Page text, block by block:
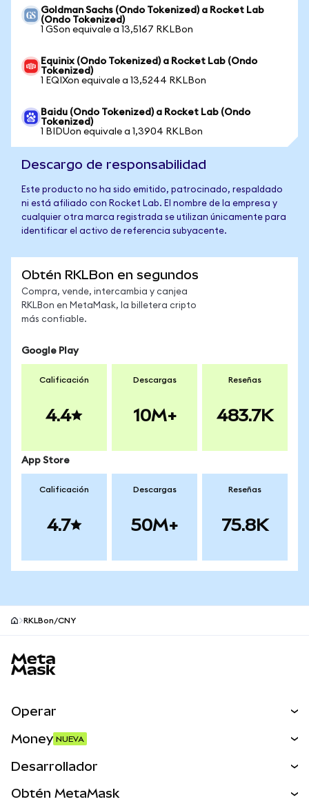
Goldman Sachs (Ondo Tokenized) a Rocket Lab
(Ondo Tokenized)
1 GSon equivale a 13,5167 RKLBon
Equinix (Ondo Tokenized) a Rocket Lab (Ondo
Tokenized)
1 EQIXon equivale a 13,5244 RKLBon
Baidu (Ondo Tokenized) a Rocket Lab (Ondo
Tokenized)
1 BIDUon equivale a 1,3904 RKLBon
Descargo de responsabilidad
Este producto no ha sido emitido, patrocinado, respaldado
ni está afiliado con Rocket Lab. El nombre de la empresa y
cualquier otra marca registrada se utilizan únicamente para
identificar el activo de referencia subyacente.
Obtén RKLBon en segundos
Compra, vende, intercambia y canjea
RKLBon en MetaMask, la billetera cripto
más confiable.
Google Play
Calificación
4.4
Descargas
10M+
Reseñas
483.7K
App Store
Calificación
4.7
Descargas
50M+
Reseñas
75.8K
RKLBon/CNY
Operar
Activos del mundo real
Money NUEVA
Desarrollador
Obtén MetaMask